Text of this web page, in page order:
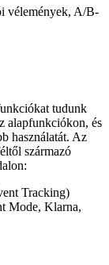
vélemények, A/B-
tudunk
alapfunkciókon, és
használatát. Az
származó
Tracking)
Mode, Klarna,